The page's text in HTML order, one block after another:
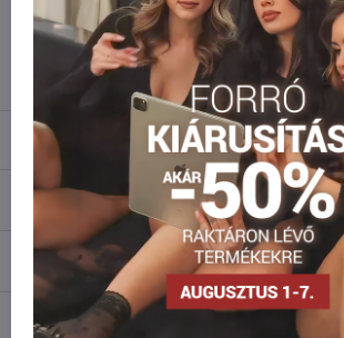
Ne habozzon kapcsolatba lépni velünk,
info​@everlady​.eu
Leírás
Vélemények 0
Fórum 0